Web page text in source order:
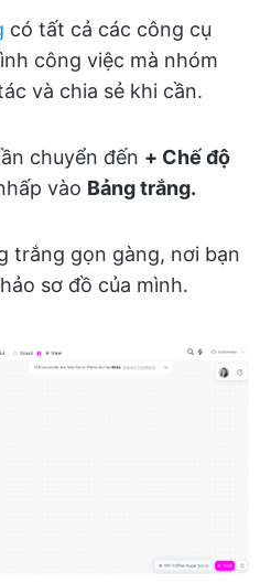
có tất cả các công cụ
công việc mà nhóm
và chia sẻ khi cần.
chuyển đến + Chế độ
vào Bảng trắng.
trắng gọn gàng, nơi bạn
sơ đồ của mình.